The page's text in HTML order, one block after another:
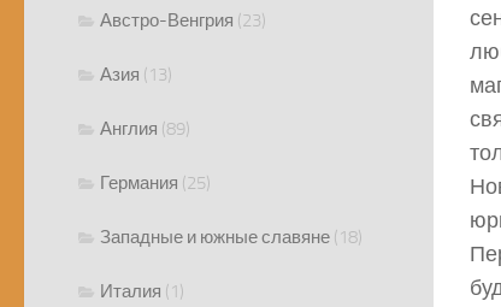
Австро-Венгрия (23)
Азия (13)
Англия (89)
Германия (25)
Западные и южные славяне (18)
Италия (1)